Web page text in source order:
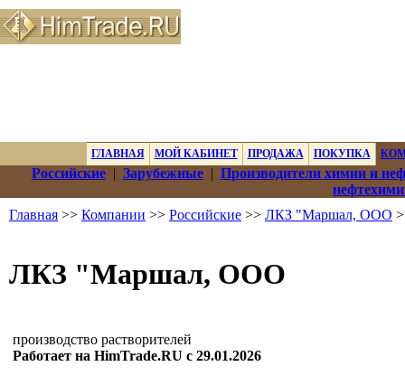
ГЛАВНАЯ МОЙ КАБИНЕТ ПРОДАЖА ПОКУПКА
Российские| Зарубежные| Производители химии и
Главная >> Компании >> Российские >> ЛКЗ "Маршал, ООО
ЛКЗ "Маршал, ООО
производство растворителей
Работает на HimTrade.RU с 29.01.2026